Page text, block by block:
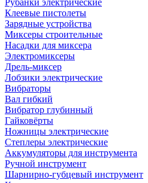
Рубанки электрические
Клеевые пистолеты
Зарядные устройства
Миксеры строительные
Насадки для миксера
Электромиксеры
Дрель-миксер
Лобзики электрические
Вибраторы
Вал гибкий
Вибратор глубинный
Гайковёрты
Ножницы электрические
Степлеры электрические
Аккумуляторы для инструмента
Ручной инструмент
Шарнирно-губцевый инструмент